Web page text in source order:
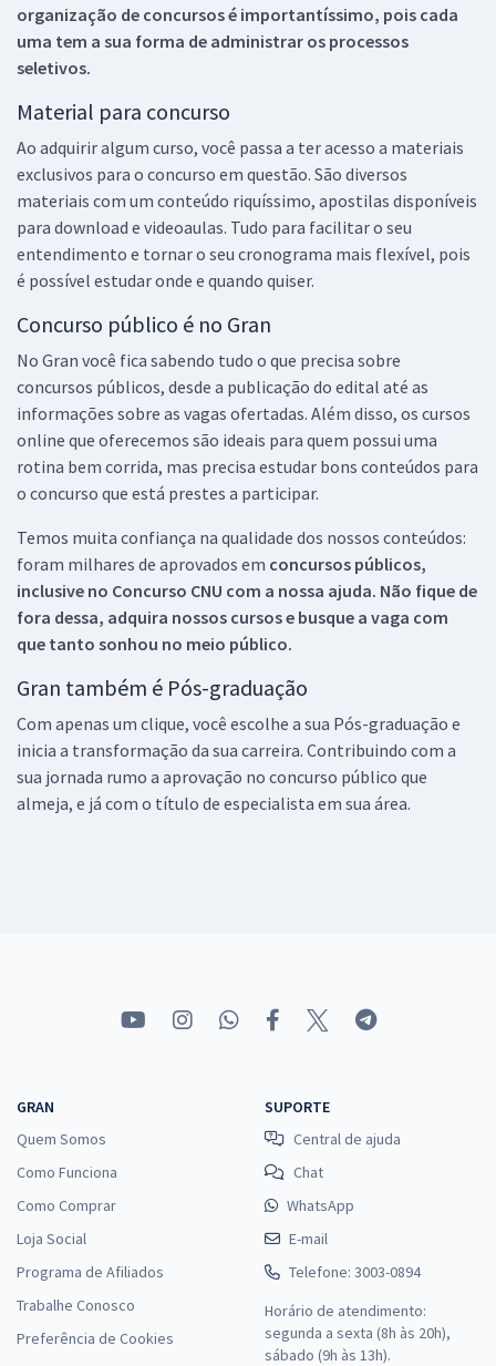
organização de concursos é importantíssimo, pois cada
uma tem a sua forma de administrar os processos
seletivos.
Material para concurso
Ao adquirir algum curso, você passa a ter acesso a materiais
exclusivos para o concurso em questão. São diversos
materiais com um conteúdo riquíssimo, apostilas disponíveis
para download e videoaulas. Tudo para facilitar o seu
entendimento e tornar o seu cronograma mais flexível, pois
é possível estudar onde e quando quiser.
Concurso público é no Gran
No Gran você fica sabendo tudo o que precisa sobre
concursos públicos, desde a publicação do edital até as
informações sobre as vagas ofertadas. Além disso, os cursos
online que oferecemos são ideais para quem possui uma
rotina bem corrida, mas precisa estudar bons conteúdos para
o concurso que está prestes a participar.
Temos muita confiança na qualidade dos nossos conteúdos:
foram milhares de aprovados em concursos públicos,
inclusive no Concurso CNU com a nossa ajuda. Não fique de
fora dessa, adquira nossos cursos e busque a vaga com
que tanto sonhou no meio público.
Gran também é Pós-graduação
Com apenas um clique, você escolhe a sua Pós-graduação e
inicia a transformação da sua carreira. Contribuindo com a
sua jornada rumo a aprovação no concurso público que
almeja, e já com o título de especialista em sua área.
GRAN
Quem Somos
Como Funciona
Como Comprar
Loja Social
Programa de Afiliados
Trabalhe Conosco
Preferência de Cookies
SUPORTE
Central de ajuda
Chat
WhatsApp
E-mail
Telefone: 3003-0894
Horário de atendimento:
segunda a sexta (8h às 20h),
sábado (9h às 13h).